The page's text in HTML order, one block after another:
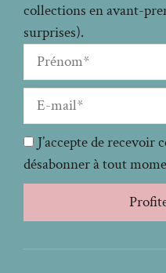
collections en avant-
surprises).
J’accepte de recevoir
désabonner à tout